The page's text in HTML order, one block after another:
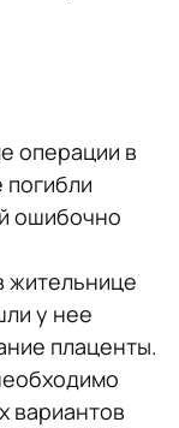
операции в
ошибочно
жительнице
у нее
плаценты.
вариантов